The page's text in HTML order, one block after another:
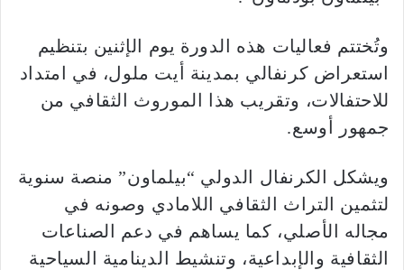
وتُختتم فعاليات هذه الدورة يوم الإثنين بتنظيم
استعراض كرنفالي بمدينة أيت ملول، في امتداد
للاحتفالات، وتقريب هذا الموروث الثقافي من
جمهور أوسع.
ويشكل الكرنفال الدولي “بيلماون” منصة سنوية
لتثمين التراث الثقافي اللامادي وصونه في
مجاله الأصلي، كما يساهم في دعم الصناعات
الثقافية والإبداعية، وتنشيط الدينامية السياحية